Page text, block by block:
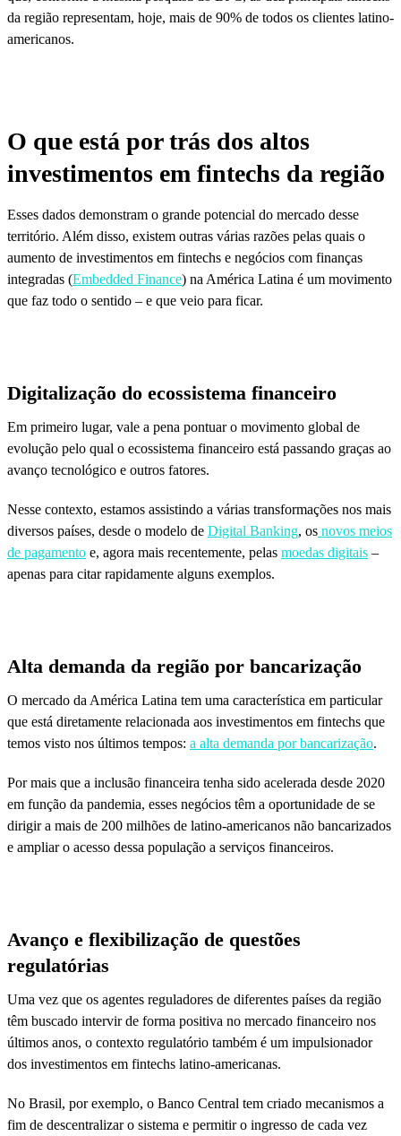
da região representam, hoje, mais de 90% de todos os clientes latino-
americanos.
O que está por trás dos altos
investimentos em fintechs da região
Esses dados demonstram o grande potencial do mercado desse
território. Além disso, existem outras várias razões pelas quais o
aumento de investimentos em fintechs e negócios com finanças
integradas (Embedded Finance) na América Latina é um movimento
que faz todo o sentido – e que veio para ficar.
Digitalização do ecossistema financeiro
Em primeiro lugar, vale a pena pontuar o movimento global de
evolução pelo qual o ecossistema financeiro está passando graças ao
avanço tecnológico e outros fatores.
Nesse contexto, estamos assistindo a várias transformações nos mais
diversos países, desde o modelo de Digital Banking, os novos meios
de pagamento e, agora mais recentemente, pelas moedas digitais –
apenas para citar rapidamente alguns exemplos.
Alta demanda da região por bancarização
O mercado da América Latina tem uma característica em particular
que está diretamente relacionada aos investimentos em fintechs que
temos visto nos últimos tempos: a alta demanda por bancarização.
Por mais que a inclusão financeira tenha sido acelerada desde 2020
em função da pandemia, esses negócios têm a oportunidade de se
dirigir a mais de 200 milhões de latino-americanos não bancarizados
e ampliar o acesso dessa população a serviços financeiros.
Avanço e flexibilização de questões
regulatórias
Uma vez que os agentes reguladores de diferentes países da região
têm buscado intervir de forma positiva no mercado financeiro nos
últimos anos, o contexto regulatório também é um impulsionador
dos investimentos em fintechs latino-americanas.
No Brasil, por exemplo, o Banco Central tem criado mecanismos a
fim de descentralizar o sistema e permitir o ingresso de cada vez